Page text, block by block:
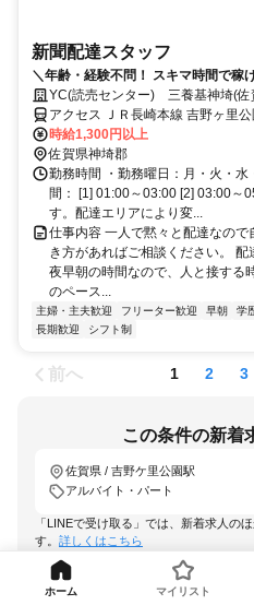
新聞配達スタッフ
＼年齢・経験不問！ スキマ時間で稼
YC(読売センター) 三養基神埼(佐
アクセス ＪＲ長崎本線 吉野ヶ里
時給1,300円以上
佐賀県神埼郡
勤務時間 ・勤務曜日：月・火・
間： [1] 01:00～03:00 [2] 03:00～
す。配達エリアにより変...
仕事内容 一人で黙々と配達なの
き方があればご相談ください。
夜早朝の時間なので、人と接する
のペース...
主婦・主夫歓迎 フリーター歓迎 早朝 学
長期歓迎
シフト制
前へ 1 2 3
この条件の新着
佐賀県 / 吉野ケ里公園駅
アルバイト・パート
「LINEで受け取る」では、新着求人の
す。 詳しくはこちら
LINEで
ホーム マイリスト